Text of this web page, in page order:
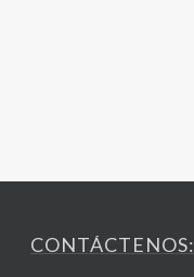
CONTÁCTENOS: